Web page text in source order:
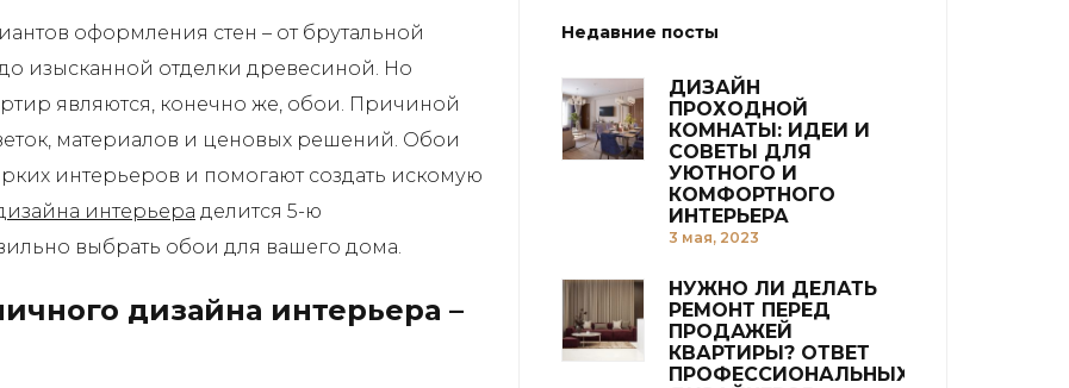
оформления стен – от брутальной
изысканной отделки древесиной. Но
являются, конечно же, обои. Причиной
материалов и ценовых решений. Обои
интерьеров и помогают создать искомую
интерьера делится 5-ю
выбрать обои для вашего дома.
дизайна интерьера –
Недавние посты
ДИЗАЙН
ПРОХОДНОЙ
КОМНАТЫ: ИДЕИ И
СОВЕТЫ ДЛЯ
УЮТНОГО И
КОМФОРТНОГО
ИНТЕРЬЕРА
3 мая, 2023
НУЖНО ЛИ ДЕЛАТЬ
РЕМОНТ ПЕРЕД
ПРОДАЖЕЙ
КВАРТИРЫ? ОТВЕТ
ПРОФЕССИОНАЛЬНЫХ